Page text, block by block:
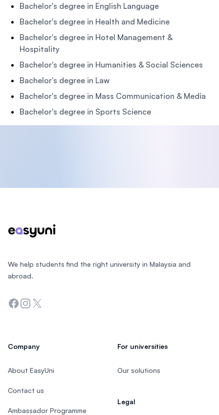
Bachelor's degree in English Language
Bachelor's degree in Health and Medicine
Bachelor's degree in Hotel Management &
Hospitality
Bachelor's degree in Humanities & Social Sciences
Bachelor's degree in Law
Bachelor's degree in Mass Communication & Media
Bachelor's degree in Sports Science
We help students find the right university in Malaysia and
abroad.
Facebook
Instagram
Twitter
Company
About EasyUni
Contact us
Ambassador Programme
For universities
Our solutions
Legal